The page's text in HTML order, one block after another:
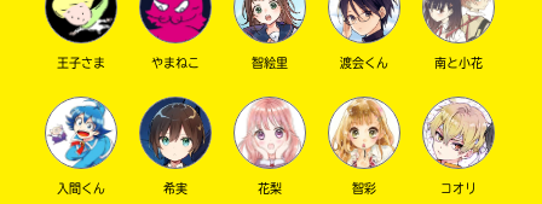
キーワードから探す
王子さま やまねこ 智絵里 渡会くん 南と小花
入間くん 希実 花梨 智彩 コオリ